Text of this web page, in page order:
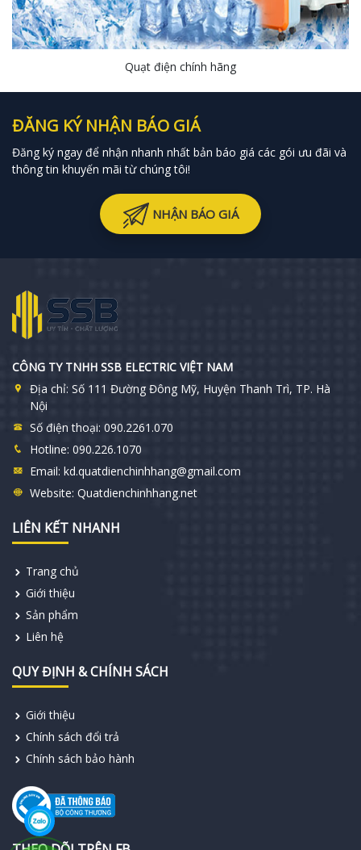
Quạt điện chính hãng
ĐĂNG KÝ NHẬN BÁO GIÁ
Đăng ký ngay để nhận nhanh nhất bản báo giá các gói ưu đãi và
thông tin khuyến mãi từ chúng tôi!
NHẬN BÁO GIÁ
CÔNG TY TNHH SSB ELECTRIC VIỆT NAM
Địa chỉ: Số 111 Đường Đông Mỹ, Huyện Thanh Trì, TP. Hà
Nội
Số điện thoại: 090.2261.070
Hotline: 090.226.1070
Email: kd.quatdienchinhhang@gmail.com
Website: Quatdienchinhhang.net
LIÊN KẾT NHANH
Trang chủ
Giới thiệu
Sản phẩm
Liên hệ
QUY ĐỊNH & CHÍNH SÁCH
Giới thiệu
Chính sách đổi trả
Chính sách bảo hành